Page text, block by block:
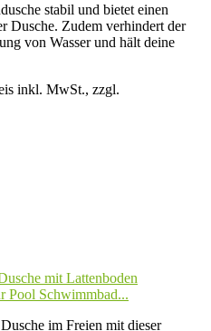
stabil und bietet einen
Dusche. Zudem verhindert der
von Wasser und hält deine
inkl. MwSt., zzgl.
mit Lattenboden
Pool Schwimmbad...
im Freien mit dieser